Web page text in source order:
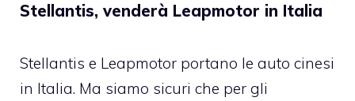
Stellantis, venderà Leapmotor in Italia
Stellantis e Leapmotor portano le auto cinesi
in Italia. Ma siamo sicuri che per gli